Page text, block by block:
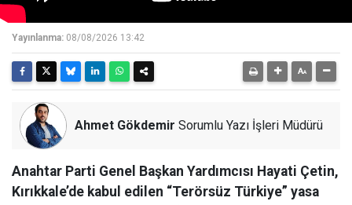
Yayınlanma: 08/08/2026 13:42
Ahmet Gökdemir Sorumlu Yazı İşleri Müdürü
Anahtar Parti Genel Başkan Yardımcısı Hayati Çetin,
Kırıkkale’de kabul edilen “Terörsüz Türkiye” yasa